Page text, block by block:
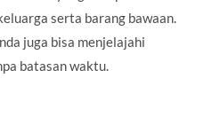
serta barang bawaan.
juga bisa menjelajahi
batasan waktu.